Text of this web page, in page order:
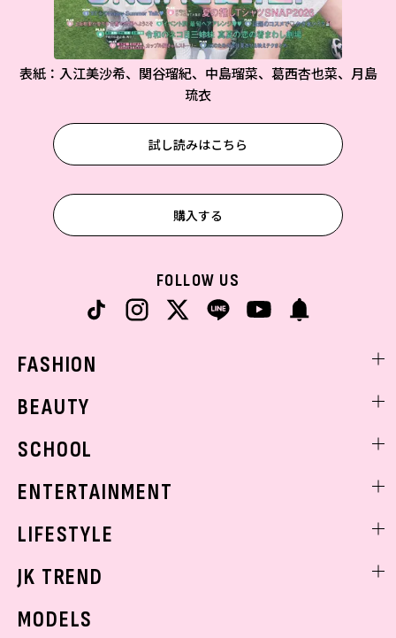
表紙：入江美沙希、関谷瑠紀、中島瑠菜、葛西杏也菜、月島
琉衣
試し読みはこちら
購入する
FOLLOW US
FASHION
着回し
BEAUTY
ベストコスメ
ボディケア
SCHOOL
学校ヘアメイク
ENTERTAINMENT
K-POP
LIFESTYLE
モデルの購入品
JK TREND
MODELS